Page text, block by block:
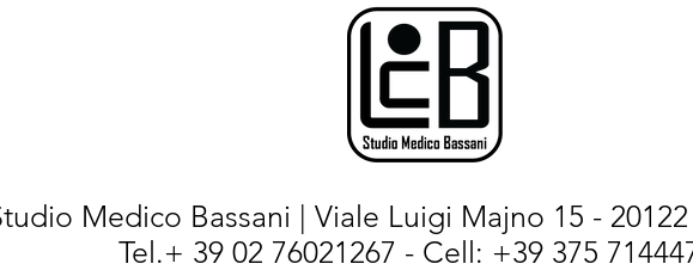
Medico Bassani | Viale Luigi Majno 15 -
Tel.+ 39 02 76021267 - Cell: +39 375